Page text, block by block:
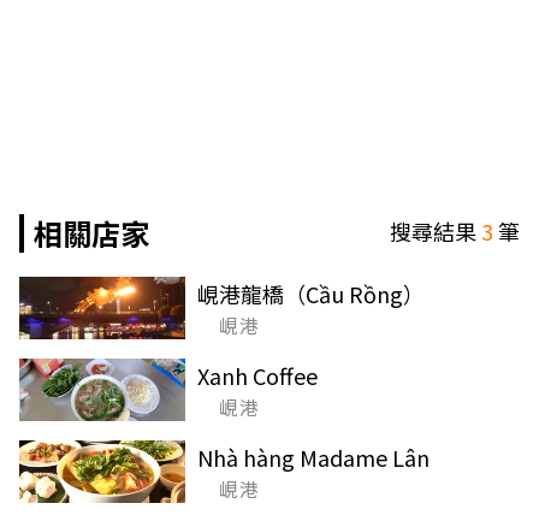
相關店家 搜尋結果3筆
峴港龍橋（Cầu Rồng）
峴港
Xanh Coffee
峴港
Nhà hàng Madame Lân
峴港